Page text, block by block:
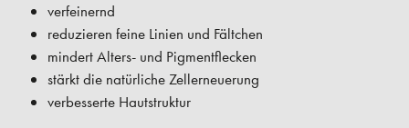
verfeinernd
reduzieren feine Linien und Fältchen
mindert Alters- und Pigmentflecken
stärkt die natürliche Zellerneuerung
verbesserte Hautstruktur